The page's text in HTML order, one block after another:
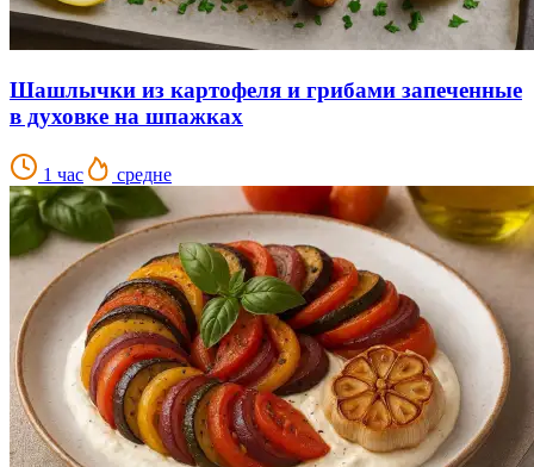
Шашлычки из картофеля и грибами запеченные
в духовке на шпажках
1 час средне